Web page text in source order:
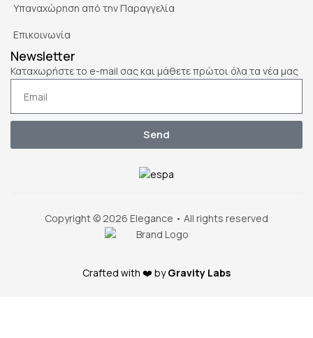
Υπαναχώρηση από την Παραγγελία
Επικοινωνία
Newsletter
Καταχωρήστε το e-mail σας και μάθετε πρώτοι όλα τα νέα μας
Send
Copyright © 2026 Elegance • All rights reserved
Crafted with ❤️ byGravity Labs